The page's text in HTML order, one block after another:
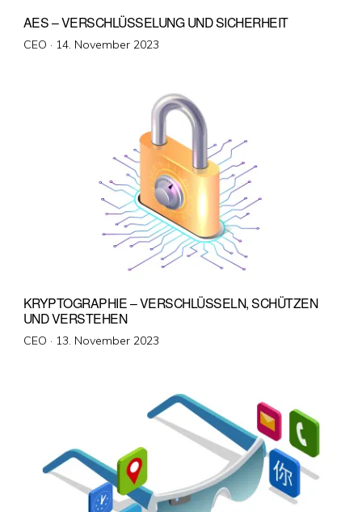
AES – VERSCHLÜSSELUNG UND SICHERHEIT
CEO · Veröffentlicht
14. November 2023
KRYPTOGRAPHIE – VERSCHLÜSSELN, SCHÜTZEN
UND VERSTEHEN
CEO · Veröffentlicht
13. November 2023